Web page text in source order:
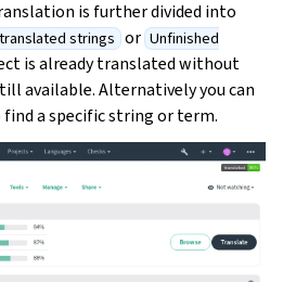
is further divided into
strings or Unfinished
is already translated without
available. Alternatively you can
a specific string or term.